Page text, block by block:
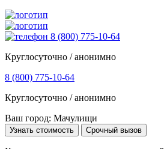
8 (800) 775-10-64
Круглосуточно / анонимно
8 (800) 775-10-64
Круглосуточно / анонимно
Ваш город: Мачулищи
Узнать стоимость Срочный вызов